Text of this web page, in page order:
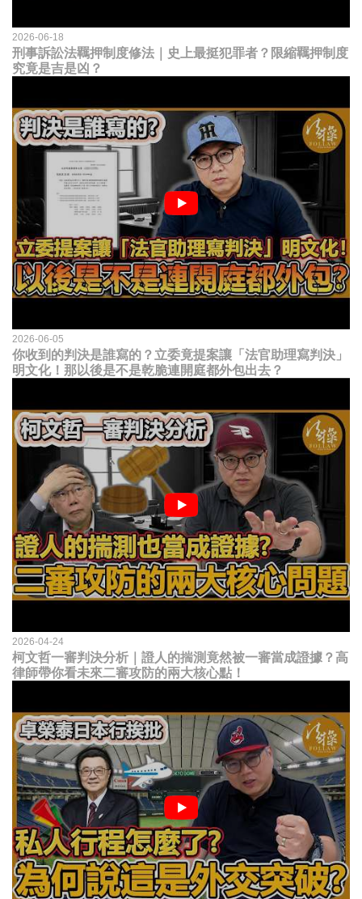
2026-06-18
刑事訴訟法羈押制度修法｜史上最挺犯罪者？限縮羈押制度
究竟是吉是凶？
2026-06-05
你收到的判決是誰寫的？立委竟提案讓「法官助理寫判決」
明文化！那以後是不是乾脆連開庭都外包出去？
2026-04-24
柯文哲一審判決分析｜證人的揣測竟然被一審當成證據？高
律師帶你看未來二審攻防的兩大核心點！